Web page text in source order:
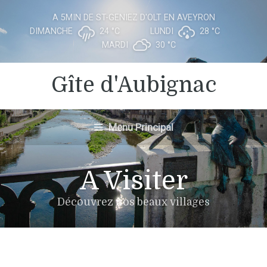
A 5MIN DE ST-GENIEZ D'OLT EN AVEYRON
DIMANCHE
24 °C LUNDI 28 °C
MARDI
30 °C
Gîte d'Aubignac
Menu Principal
A Visiter
Découvrez nos beaux villages